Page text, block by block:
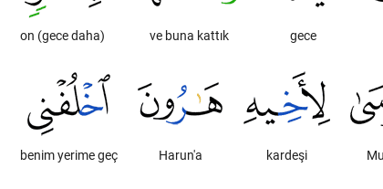
gece
ve buna kattık
on (gece daha)
kardeşi
Harun'a
benim yerime geç